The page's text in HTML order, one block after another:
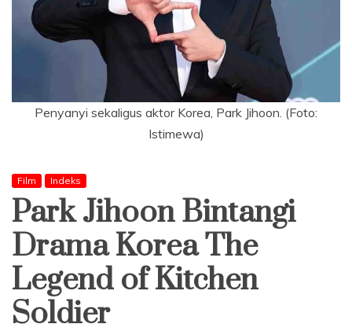
Penyanyi sekaligus aktor Korea, Park Jihoon. (Foto:
Istimewa)
Film Indeks
Park Jihoon Bintangi
Drama Korea The
Legend of Kitchen
Soldier